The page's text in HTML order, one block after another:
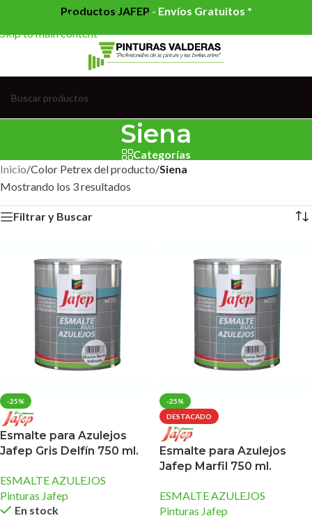
Skip to navigation
Skip to main content
Productos JAFEP - Envíos Gratuitos *
Siena
Categorías
Inicio/Color Petrex del producto/Siena
Mostrando los 3 resultados
Filtrar y Buscar
-25%
Esmalte para Azulejos
Jafep Gris Delfín 750 ml.
ESMALTE AZULEJOS
Pinturas Jafep
En stock
-25%
DESTACADO
Esmalte para Azulejos
Jafep Marfil 750 ml.
ESMALTE AZULEJOS
Pinturas Jafep